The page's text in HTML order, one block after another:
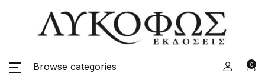
Browse categories 0